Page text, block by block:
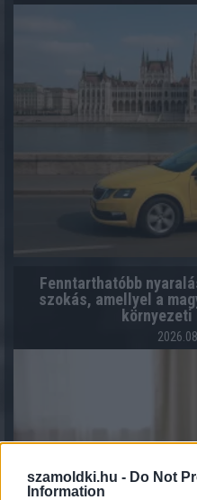
szamoldki.hu - Do Not
Information
Fenntarthatóbb
szokás, amellyel a
környezeti